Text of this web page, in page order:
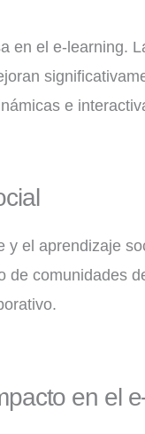
en el e-learning.
e
el aprendizaje
comunidades
en el